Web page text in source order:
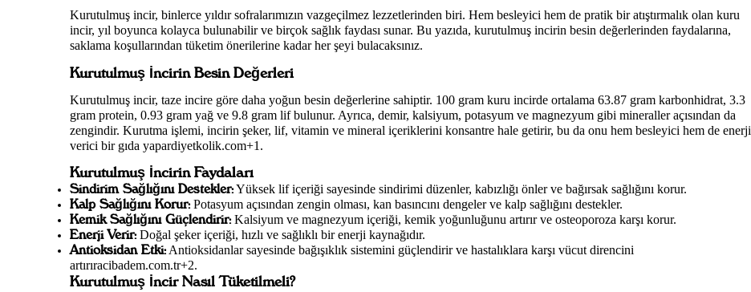
Kurutulmuş incir, binlerce yıldır sofralarımızın vazgeçilmez lezzetlerinden biri. Hem besleyici hem de pratik bir atıştırmalık olan kuru
incir, yıl boyunca kolayca bulunabilir ve birçok sağlık faydası sunar. Bu yazıda, kurutulmuş incirin besin değerlerinden faydalarına,
saklama koşullarından tüketim önerilerine kadar her şeyi bulacaksınız.
Kurutulmuş İncirin Besin Değerleri
Kurutulmuş incir, taze incire göre daha yoğun besin değerlerine sahiptir. 100 gram kuru incirde ortalama 63.87 gram karbonhidrat, 3.3
gram protein, 0.93 gram yağ ve 9.8 gram lif bulunur. Ayrıca, demir, kalsiyum, potasyum ve magnezyum gibi mineraller açısından da
zengindir. Kurutma işlemi, incirin şeker, lif, vitamin ve mineral içeriklerini konsantre hale getirir, bu da onu hem besleyici hem de enerji
verici bir gıda yapardiyetkolik.com+1.
Kurutulmuş İncirin Faydaları
Sindirim Sağlığını Destekler:Yüksek lif içeriği sayesinde sindirimi düzenler, kabızlığı önler ve bağırsak sağlığını korur.
Kalp Sağlığını Korur:Potasyum açısından zengin olması, kan basıncını dengeler ve kalp sağlığını destekler.
Kemik Sağlığını Güçlendirir:Kalsiyum ve magnezyum içeriği, kemik yoğunluğunu artırır ve osteoporoza karşı korur.
Enerji Verir:Doğal şeker içeriği, hızlı ve sağlıklı bir enerji kaynağıdır.
Antioksidan Etki:Antioksidanlar sayesinde bağışıklık sistemini güçlendirir ve hastalıklara karşı vücut direncini
artırıracibadem.com.tr+2.
Kurutulmuş İncir Nasıl Tüketilmeli?